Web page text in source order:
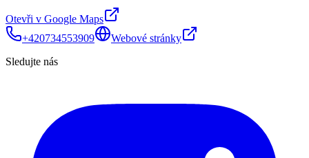
Otevři v Google Maps
+420734553909
Webové stránky
Sledujte nás